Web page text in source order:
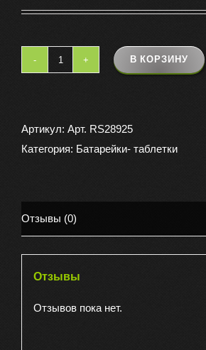
Количество
КОСМОС
CR2450
В КОРЗИНУ
Артикул: Арт. RS28925
Категория: Батарейки- таблетки
Отзывы (0)
Отзывы
Отзывов пока нет.